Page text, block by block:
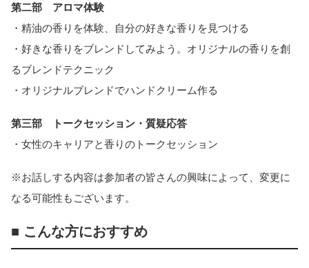
第二部 アロマ体験
・精油の香りを体験、自分の好きな香りを見つける
・好きな香りをブレンドしてみよう。オリジナルの香りを創
るブレンドテクニック
・オリジナルブレンドでハンドクリーム作る
第三部 トークセッション・質疑応答
・女性のキャリアと香りのトークセッション
※お話しする内容は参加者の皆さんの興味によって、変更に
なる可能性もございます。
■ こんな方におすすめ